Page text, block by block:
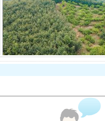
以产业富民促振兴